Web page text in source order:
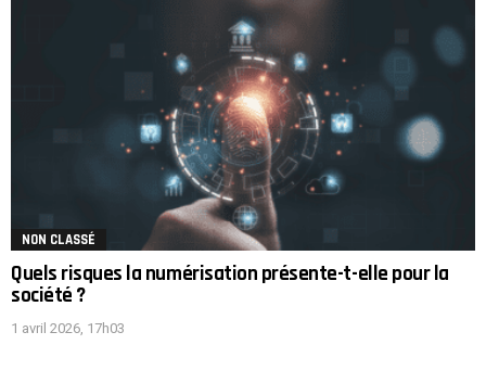
NON CLASSÉ
Quels risques la numérisation présente-t-elle pour la
société ?
1 avril 2026, 17h03